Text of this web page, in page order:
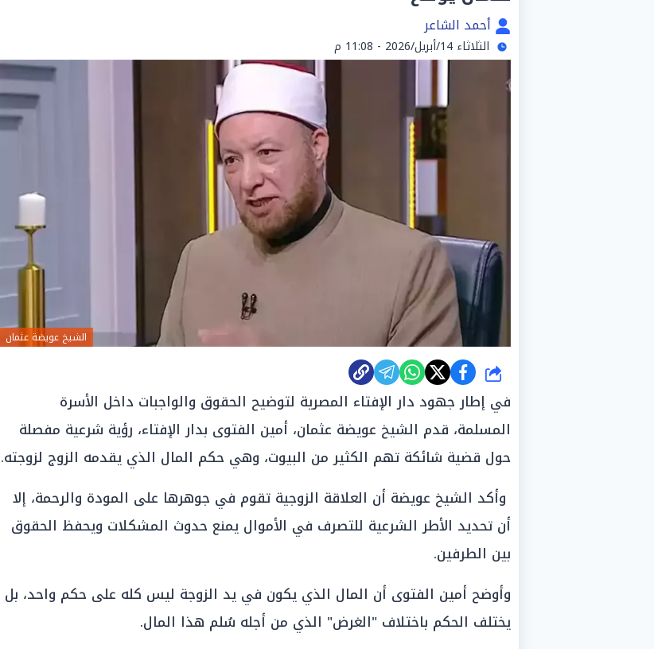
أحمد الشاعر
الثلاثاء 14/أبريل/2026 - 11:08 م
الشيخ عويضة عثمان
شارك
في إطار جهود دار الإفتاء المصرية لتوضيح الحقوق والواجبات داخل الأسرة
المسلمة، قدم الشيخ عويضة عثمان، أمين الفتوى بدار الإفتاء، رؤية شرعية مفصلة
حول قضية شائكة تهم الكثير من البيوت، وهي حكم المال الذي يقدمه الزوج لزوجته.
وأكد الشيخ عويضة أن العلاقة الزوجية تقوم في جوهرها على المودة والرحمة، إلا
أن تحديد الأطر الشرعية للتصرف في الأموال يمنع حدوث المشكلات ويحفظ الحقوق
بين الطرفين.
وأوضح أمين الفتوى أن المال الذي يكون في يد الزوجة ليس كله على حكم واحد، بل
يختلف الحكم باختلاف "الغرض" الذي من أجله سُلم هذا المال.